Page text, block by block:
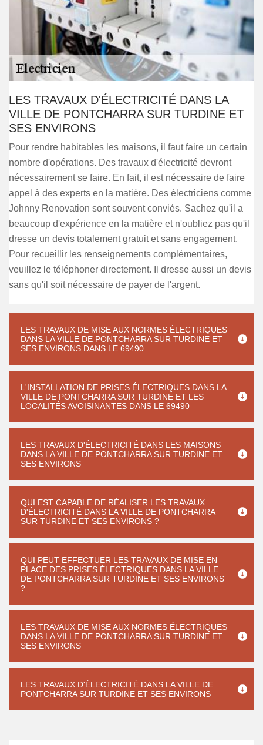
LES TRAVAUX D'ÉLECTRICITÉ DANS LA
VILLE DE PONTCHARRA SUR TURDINE ET
SES ENVIRONS
Pour rendre habitables les maisons, il faut faire un certain
nombre d'opérations. Des travaux d'électricité devront
nécessairement se faire. En fait, il est nécessaire de faire
appel à des experts en la matière. Des électriciens comme
Johnny Renovation sont souvent conviés. Sachez qu'il a
beaucoup d'expérience en la matière et n'oubliez pas qu'il
dresse un devis totalement gratuit et sans engagement.
Pour recueillir les renseignements complémentaires,
veuillez le téléphoner directement. Il dresse aussi un devis
sans qu'il soit nécessaire de payer de l'argent.
LES TRAVAUX DE MISE AUX NORMES ÉLECTRIQUES
DANS LA VILLE DE PONTCHARRA SUR TURDINE ET
SES ENVIRONS DANS LE 69490
L'INSTALLATION DE PRISES ÉLECTRIQUES DANS LA
VILLE DE PONTCHARRA SUR TURDINE ET LES
LOCALITÉS AVOISINANTES DANS LE 69490
LES TRAVAUX D'ÉLECTRICITÉ DANS LES MAISONS
DANS LA VILLE DE PONTCHARRA SUR TURDINE ET
SES ENVIRONS
QUI EST CAPABLE DE RÉALISER LES TRAVAUX
D'ÉLECTRICITÉ DANS LA VILLE DE PONTCHARRA
SUR TURDINE ET SES ENVIRONS ?
QUI PEUT EFFECTUER LES TRAVAUX DE MISE EN
PLACE DES PRISES ÉLECTRIQUES DANS LA VILLE
DE PONTCHARRA SUR TURDINE ET SES ENVIRONS
?
LES TRAVAUX DE MISE AUX NORMES ÉLECTRIQUES
DANS LA VILLE DE PONTCHARRA SUR TURDINE ET
SES ENVIRONS
LES TRAVAUX D'ÉLECTRICITÉ DANS LA VILLE DE
PONTCHARRA SUR TURDINE ET SES ENVIRONS